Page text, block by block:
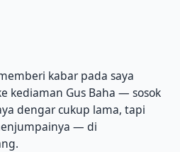
kabar pada saya
kediaman Gus Baha — sosok
dengar cukup lama, tapi
— di